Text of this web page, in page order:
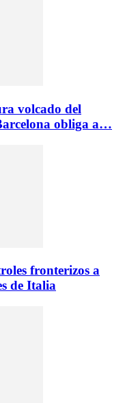
volcado del
obliga a…
fronterizos a
de Italia